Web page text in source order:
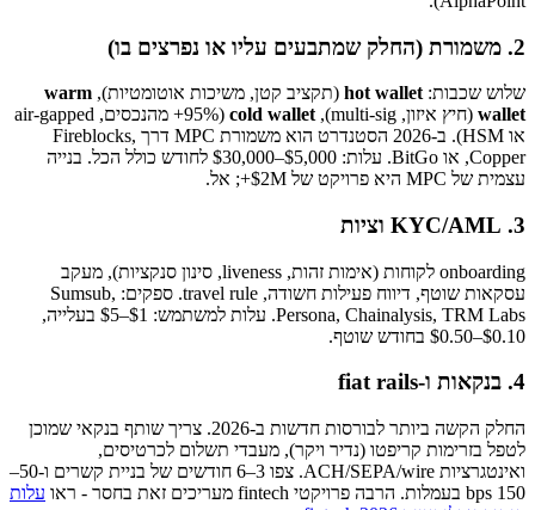
2. משמורת (החלק שמתבעים עליו או נפרצים בו)
שלוש שכבות: hot wallet (תקציב קטן, משיכות אוטומטיות), warm
wallet (חיץ איזון, multi-sig), cold wallet
(95%+ מהנכסים, air-gapped
או HSM). ב-2026 הסטנדרט הוא משמורת MPC דרך Fireblocks,
Copper, או BitGo. עלות: $5,000–$30,000 לחודש כולל הכל. בנייה
עצמית של MPC היא פרויקט של $2M+; אל.
3. KYC/AML וציות
onboarding לקוחות (אימות זהות, liveness, סינון סנקציות), מעקב
עסקאות שוטף, דיווח פעילות חשודה, travel rule. ספקים: Sumsub,
Persona, Chainalysis, TRM Labs. עלות למשתמש: $1–$5 בעלייה,
$0.10–$0.50 בחודש שוטף.
4. בנקאות ו-fiat rails
החלק הקשה ביותר לבורסות חדשות ב-2026. צריך שותף בנקאי שמוכן
לטפל בזרימות קריפטו (נדיר ויקר), מעבדי תשלום לכרטיסים,
ואינטגרציות ACH/SEPA/wire. צפו 3–6 חודשים של בניית קשרים ו-50–
150 bps בעמלות. הרבה פרויקטי fintech מעריכים זאת בחסר - ראו
עלות